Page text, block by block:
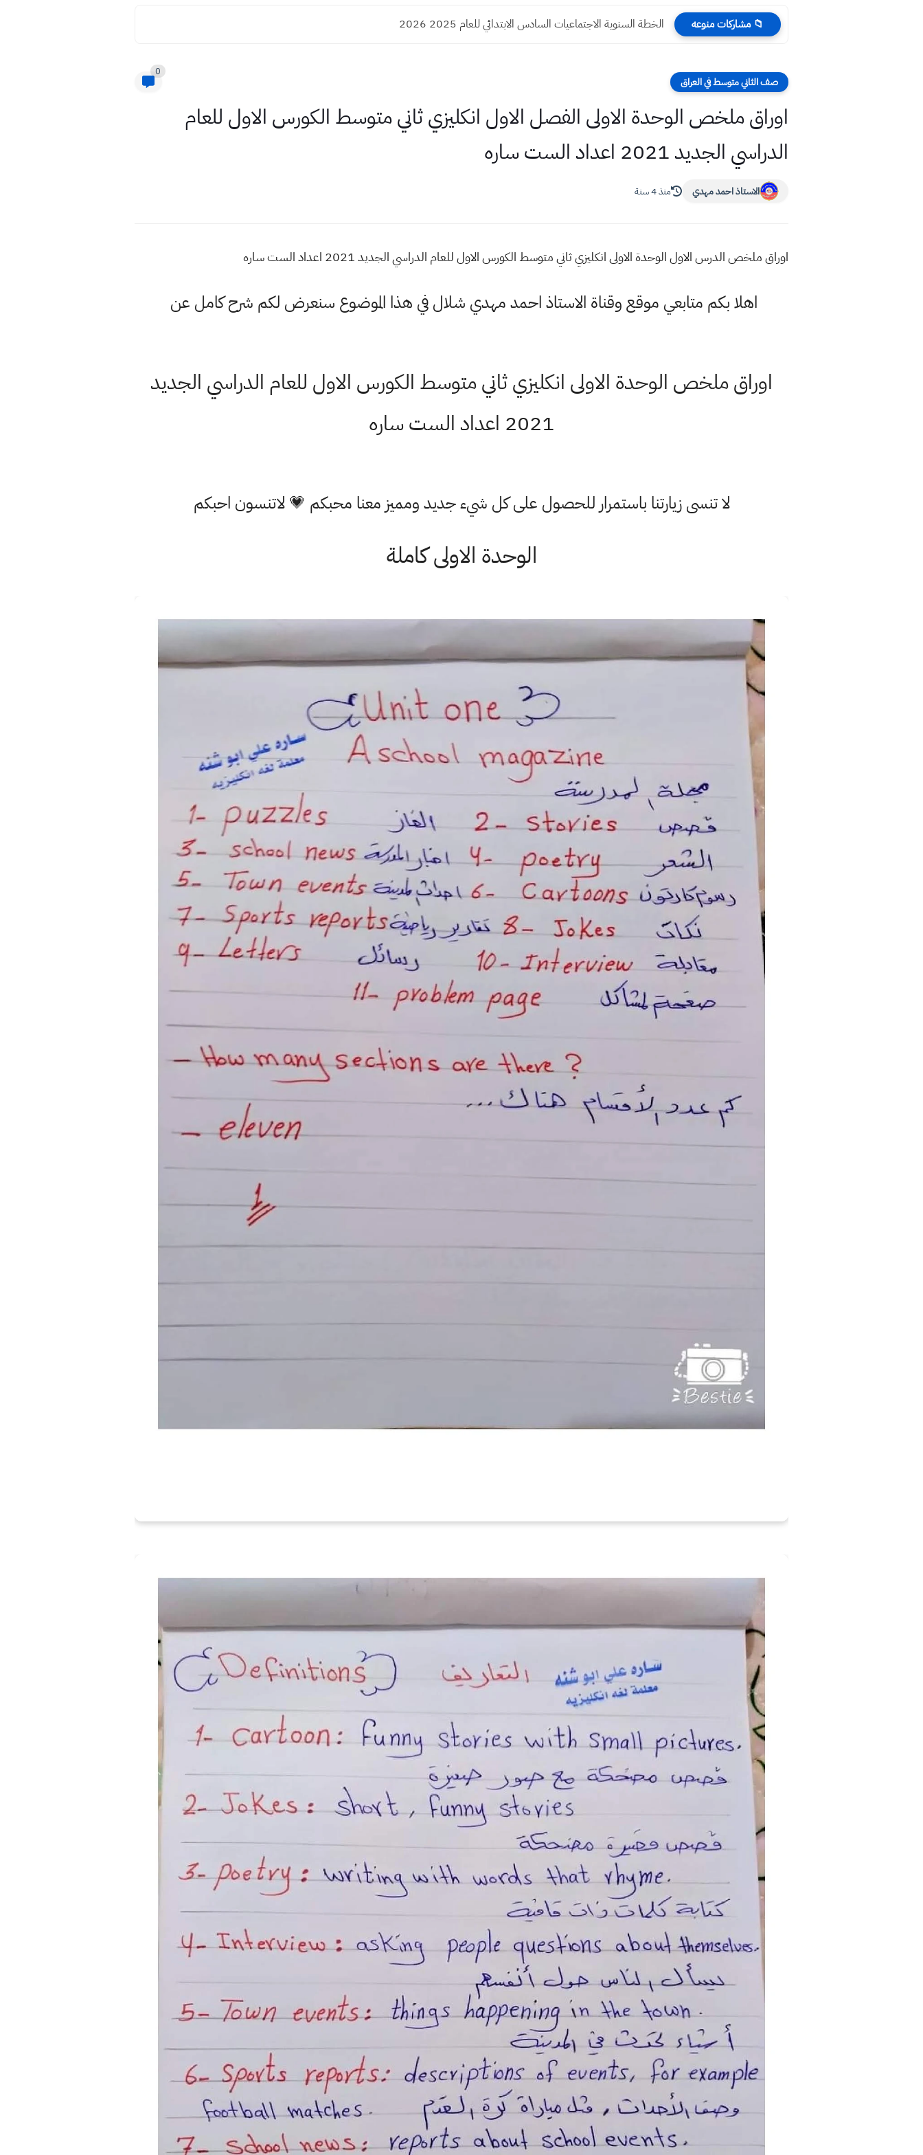
📁 مشاركات منوعه الخطة السنوية الاجتماعيات السادس الابتدائي للعام 2025 2026
صف الثاني متوسط في العراق
0
اوراق ملخص الوحدة الاولى الفصل الاول انكليزي ثاني متوسط الكورس الاول للعام
الدراسي الجديد 2021 اعداد الست ساره
الاستاذ احمد مهدي منذ 4 سنة
اوراق ملخص الدرس الاول الوحدة الاولى انكليزي ثاني متوسط الكورس الاول للعام الدراسي الجديد 2021 اعداد الست ساره
اهلا بكم متابعي موقع وقناة الاستاذ احمد مهدي شلال في هذا الموضوع سنعرض لكم شرح كامل عن
اوراق ملخص الوحدة الاولى انكليزي ثاني متوسط الكورس الاول للعام الدراسي الجديد
2021 اعداد الست ساره
لا تنسى زيارتنا باستمرار للحصول على كل شيء جديد ومميز معنا محبكم 💗 لاتنسون احبكم
الوحدة الاولى كاملة